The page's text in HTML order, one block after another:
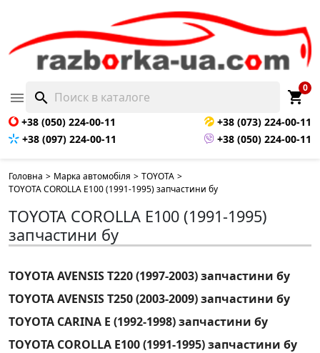
 search shopping_cart
0
+38 (050) 224-00-11
+38 (073) 224-00-11
+38 (097) 224-00-11
+38 (050) 224-00-11
Головна > Марка автомобіля > TOYOTA >
TOYOTA COROLLA E100 (1991-1995) запчастини бу
TOYOTA COROLLA E100 (1991-1995)
запчастини бу
TOYOTA AVENSIS T220 (1997-2003) запчастини бу
TOYOTA AVENSIS T250 (2003-2009) запчастини бу
TOYOTA CARINA E (1992-1998) запчастини бу
TOYOTA COROLLA E100 (1991-1995) запчастини бу